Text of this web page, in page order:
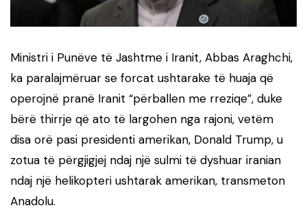
Ministri i Punëve të Jashtme i Iranit, Abbas Araghchi,
ka paralajmëruar se forcat ushtarake të huaja që
operojnë pranë Iranit “përballen me rreziqe”, duke
bërë thirrje që ato të largohen nga rajoni, vetëm
disa orë pasi presidenti amerikan, Donald Trump, u
zotua të përgjigjej ndaj një sulmi të dyshuar iranian
ndaj një helikopteri ushtarak amerikan, transmeton
Anadolu.